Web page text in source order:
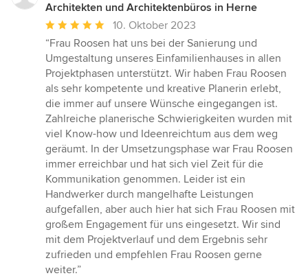
Architekten und Architektenbüros in Herne
Durchschnittliche
Bewertung:
5
von
5
Sternen
10. Oktober 2023
“Frau Roosen hat uns bei der Sanierung und
Umgestaltung unseres Einfamilienhauses in allen
Projektphasen unterstützt. Wir haben Frau Roosen
als sehr kompetente und kreative Planerin erlebt,
die immer auf unsere Wünsche eingegangen ist.
Zahlreiche planerische Schwierigkeiten wurden mit
viel Know-how und Ideenreichtum aus dem weg
geräumt. In der Umsetzungsphase war Frau Roosen
immer erreichbar und hat sich viel Zeit für die
Kommunikation genommen. Leider ist ein
Handwerker durch mangelhafte Leistungen
aufgefallen, aber auch hier hat sich Frau Roosen mit
großem Engagement für uns eingesetzt. Wir sind
mit dem Projektverlauf und dem Ergebnis sehr
zufrieden und empfehlen Frau Roosen gerne
weiter.”